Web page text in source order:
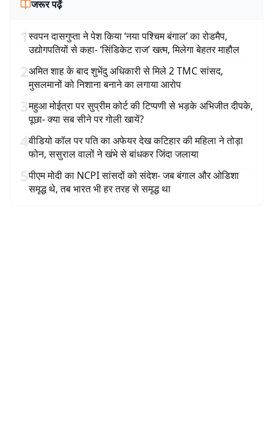
जरूर पढ़ें
1स्वपन दासगुप्ता ने पेश किया ‘नया पश्चिम बंगाल’ का रोडमैप,
उद्योगपतियों से कहा- ‘सिंडिकेट राज’ खत्म, मिलेगा बेहतर माहौल
2अमित शाह के बाद शुभेंदु अधिकारी से मिले 2 TMC सांसद,
मुसलमानों को निशाना बनाने का लगाया आरोप
3महुआ मोईत्रा पर सुप्रीम कोर्ट की टिप्पणी से भड़के अभिजीत दीपके,
पूछा- क्या सब सीने पर गोली खायें?
4वीडियो कॉल पर पति का अफेयर देख कटिहार की महिला ने तोड़ा
फोन, ससुराल वालों ने खंभे से बांधकर जिंदा जलाया
5पीएम मोदी का NCPI सांसदों को संदेश- जब बंगाल और ओडिशा
समृद्ध थे, तब भारत भी हर तरह से समृद्ध था